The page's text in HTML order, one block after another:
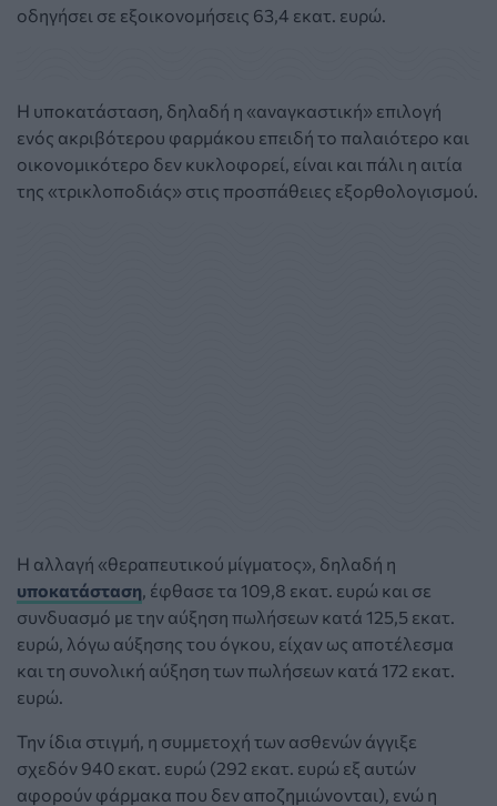
οδηγήσει σε εξοικονομήσεις 63,4 εκατ. ευρώ.
Η υποκατάσταση, δηλαδή η «αναγκαστική» επιλογή
ενός ακριβότερου φαρμάκου επειδή το παλαιότερο και
οικονομικότερο δεν κυκλοφορεί, είναι και πάλι η αιτία
της «τρικλοποδιάς» στις προσπάθειες εξορθολογισμού.
Η αλλαγή «θεραπευτικού μίγματος», δηλαδή η
υποκατάσταση , έφθασε τα 109,8 εκατ. ευρώ και σε
συνδυασμό με την αύξηση πωλήσεων κατά 125,5 εκατ.
ευρώ, λόγω αύξησης του όγκου, είχαν ως αποτέλεσμα
και τη συνολική αύξηση των πωλήσεων κατά 172 εκατ.
ευρώ.
Την ίδια στιγμή, η συμμετοχή των ασθενών άγγιξε
σχεδόν 940 εκατ. ευρώ (292 εκατ. ευρώ εξ αυτών
αφορούν φάρμακα που δεν αποζημιώνονται), ενώ η